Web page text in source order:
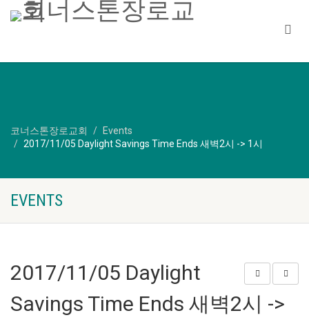
코너스톤장로교회
Events
2017/11/05 Daylight Savings Time Ends 새벽2시 -> 1시
EVENTS
2017/11/05 Daylight
Savings Time Ends 새벽2시 ->